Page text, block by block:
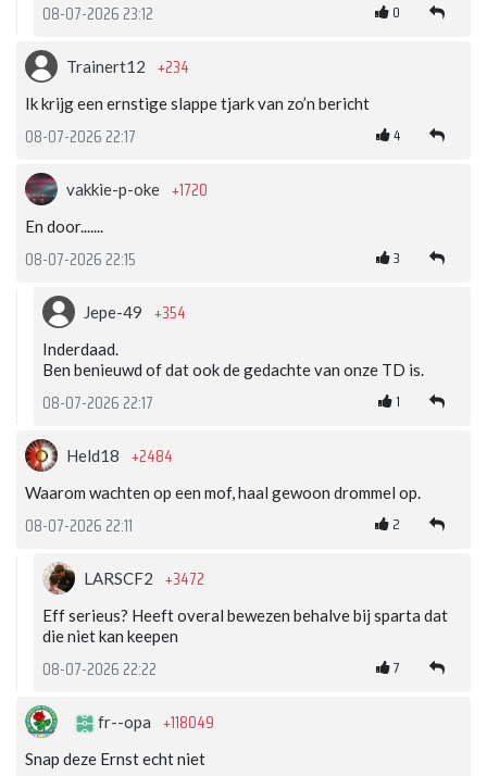
08-07-2026 23:12 0
Trainert12 +234
Ik krijg een ernstige slappe tjark van zo’n bericht
08-07-2026 22:17 4
vakkie-p-oke +1720
En door.......
08-07-2026 22:15 3
Jepe-49 +354
Inderdaad.
Ben benieuwd of dat ook de gedachte van onze TD is.
08-07-2026 22:17 1
Held18 +2484
Waarom wachten op een mof, haal gewoon drommel op.
08-07-2026 22:11 2
LARSCF2 +3472
Eff serieus? Heeft overal bewezen behalve bij sparta dat
die niet kan keepen
08-07-2026 22:22 7
fr--opa +118049
Snap deze Ernst echt niet